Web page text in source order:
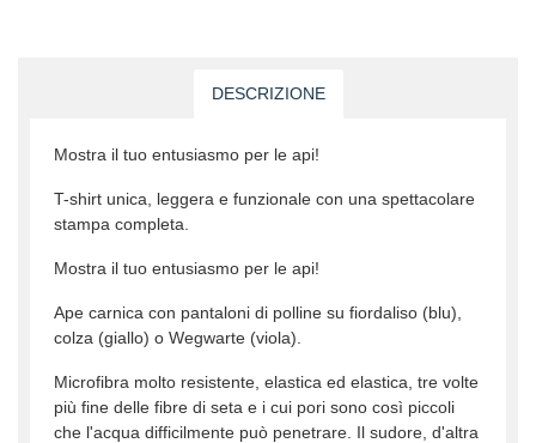
DESCRIZIONE
Mostra il tuo entusiasmo per le api!
T-shirt unica, leggera e funzionale con una spettacolare
stampa completa.
Mostra il tuo entusiasmo per le api!
Ape carnica con pantaloni di polline su fiordaliso (blu),
colza (giallo) o Wegwarte (viola).
Microfibra molto resistente, elastica ed elastica, tre volte
più fine delle fibre di seta e i cui pori sono così piccoli
che l'acqua difficilmente può penetrare. Il sudore, d'altra